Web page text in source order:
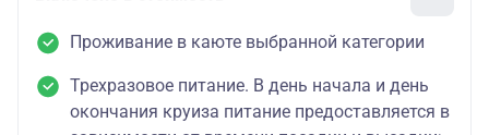
Проживание в каюте выбранной категории
Трехразовое питание. В день начала и день
окончания круиза питание предоставляется в